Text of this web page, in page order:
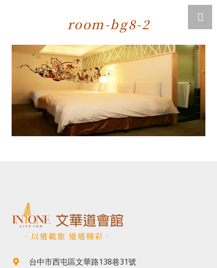
room-bg8-2
．以道載旅 道道精彩．
台中市西屯區文華路138巷31號